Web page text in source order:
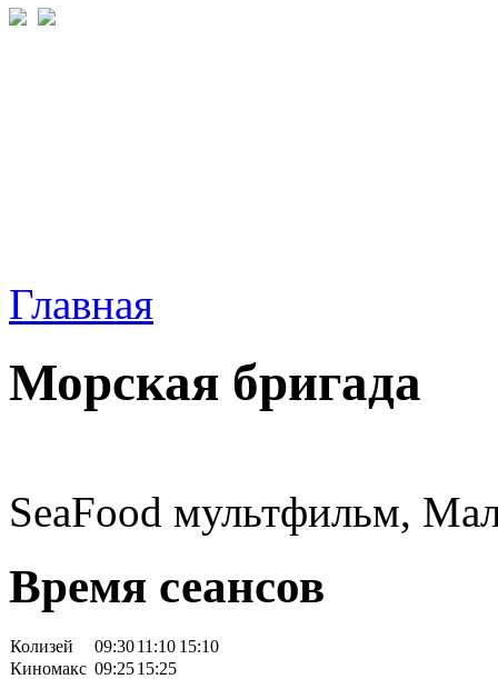
Главная
Морская бригада
SeaFood мультфильм,
Время сеансов
Колизей 09:3011:10 15:10
Киномакс 09:2515:25